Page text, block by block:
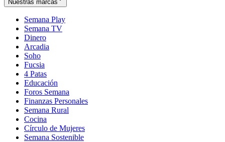
Nuestras marcas
Semana Play
Semana TV
Dinero
Arcadia
Soho
in
new
window
Fucsia
in
new
window
4 Patas
Educación
Foros Semana
Finanzas Personales
Semana Rural
Cocina
Círculo de Mujeres
Semana Sostenible